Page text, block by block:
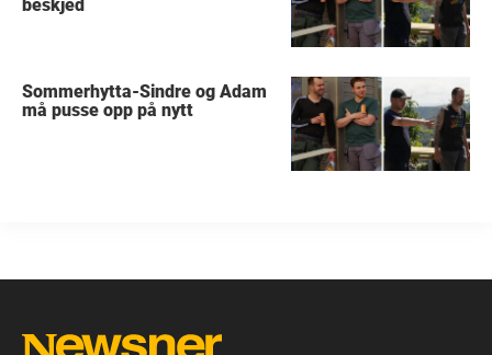
beskjed
Sommerhytta-Sindre og Adam
må pusse opp på nytt